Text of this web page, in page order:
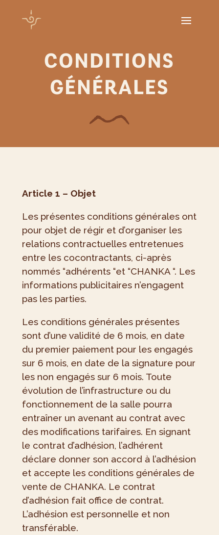
CONDITIONS
GÉNÉRALES
Article 1 – Objet
Les présentes conditions générales ont
pour objet de régir et d’organiser les
relations contractuelles entretenues
entre les cocontractants, ci-après
nommés “adhérents “et “CHANKA “. Les
informations publicitaires n’engagent
pas les parties.
Les conditions générales présentes
sont d’une validité de 6 mois, en date
du premier paiement pour les engagés
sur 6 mois, en date de la signature pour
les non engagés sur 6 mois. Toute
évolution de l’infrastructure ou du
fonctionnement de la salle pourra
entraîner un avenant au contrat avec
des modifications tarifaires. En signant
le contrat d’adhésion, l’adhérent
déclare donner son accord à l’adhésion
et accepte les conditions générales de
vente de CHANKA. Le contrat
d’adhésion fait office de contrat.
L’adhésion est personnelle et non
transférable.